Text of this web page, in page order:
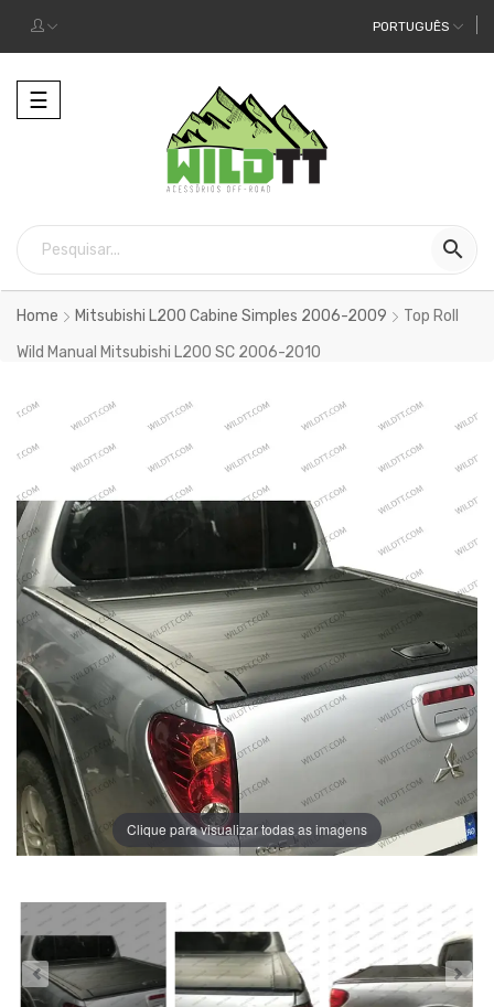
PORTUGUÊS
Alternar
a
☰

Home Mitsubishi L200 Cabine Simples 2006-2009
Top Roll
Wild Manual Mitsubishi L200 SC 2006-2010
Clique para visualizar todas as imagens